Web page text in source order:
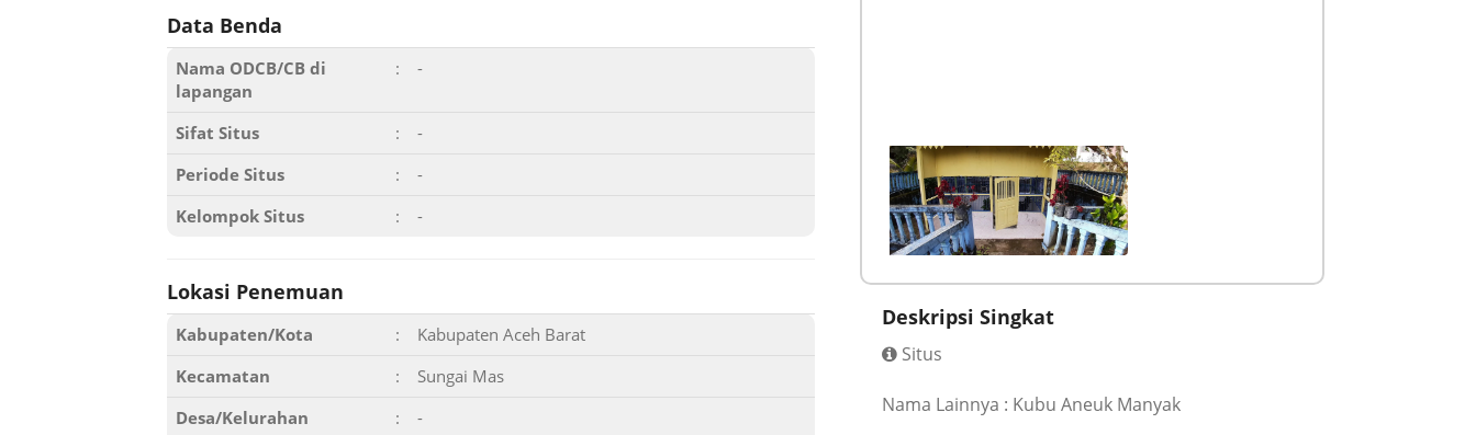
Data Benda
Nama ODCB/CB di
lapangan
: -
Sifat Situs :
-
Periode Situs
:
-
Kelompok Situs
: -
Lokasi Penemuan
Kabupaten/Kota :
Kabupaten Aceh Barat
Kecamatan
:
Sungai Mas
Desa/Kelurahan
:
-
Deskripsi Singkat
Situs
Nama Lainnya : Kubu Aneuk Manyak